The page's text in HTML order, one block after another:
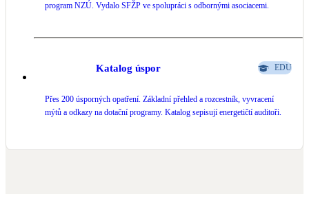
program NZÚ. Vydalo SFŽP ve spolupráci s odbornými asociacemi.
Katalog úspor EDU
Přes 200 úsporných opatření. Základní přehled a rozcestník, vyvracení
mýtů a odkazy na dotační programy. Katalog sepisují energetičtí auditoři.